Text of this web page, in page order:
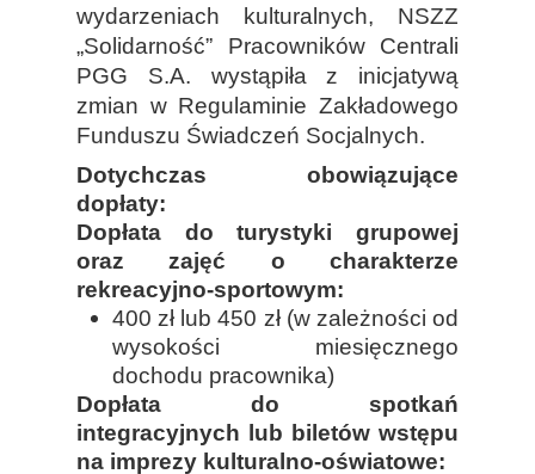
wydarzeniach kulturalnych, NSZZ
„Solidarność” Pracowników Centrali
PGG S.A. wystąpiła z inicjatywą
zmian w Regulaminie Zakładowego
Funduszu Świadczeń Socjalnych.
Dotychczas obowiązujące
dopłaty:
Dopłata do turystyki grupowej
oraz zajęć o charakterze
rekreacyjno-sportowym:
400 zł lub 450 zł (w zależności od
wysokości miesięcznego
dochodu pracownika)
Dopłata do spotkań
integracyjnych lub biletów wstępu
na imprezy kulturalno-oświatowe: